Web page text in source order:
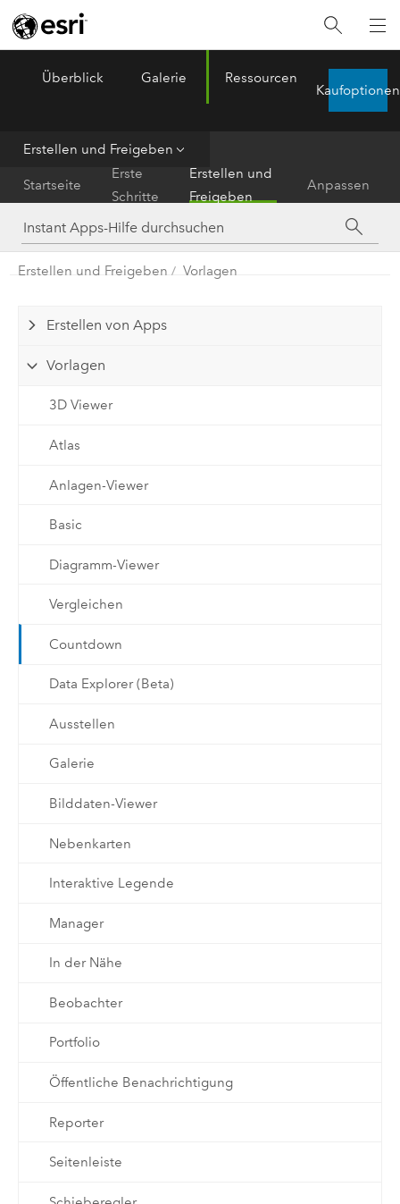
ArcGIS Instant Apps
Überblick Galerie Ressourcen
Kaufoptionen
Erstellen und Freigeben
Startseite
Erste
Schritte
Erstellen und
Freigeben
Anpassen
Erstellen und Freigeben Vorlagen
Erstellen von Apps
Vorlagen
3D Viewer
Atlas
Anlagen-Viewer
Basic
Diagramm-Viewer
Vergleichen
Countdown
Data Explorer (Beta)
Ausstellen
Galerie
Bilddaten-Viewer
Nebenkarten
Interaktive Legende
Manager
In der Nähe
Beobachter
Portfolio
Öffentliche Benachrichtigung
Reporter
Seitenleiste